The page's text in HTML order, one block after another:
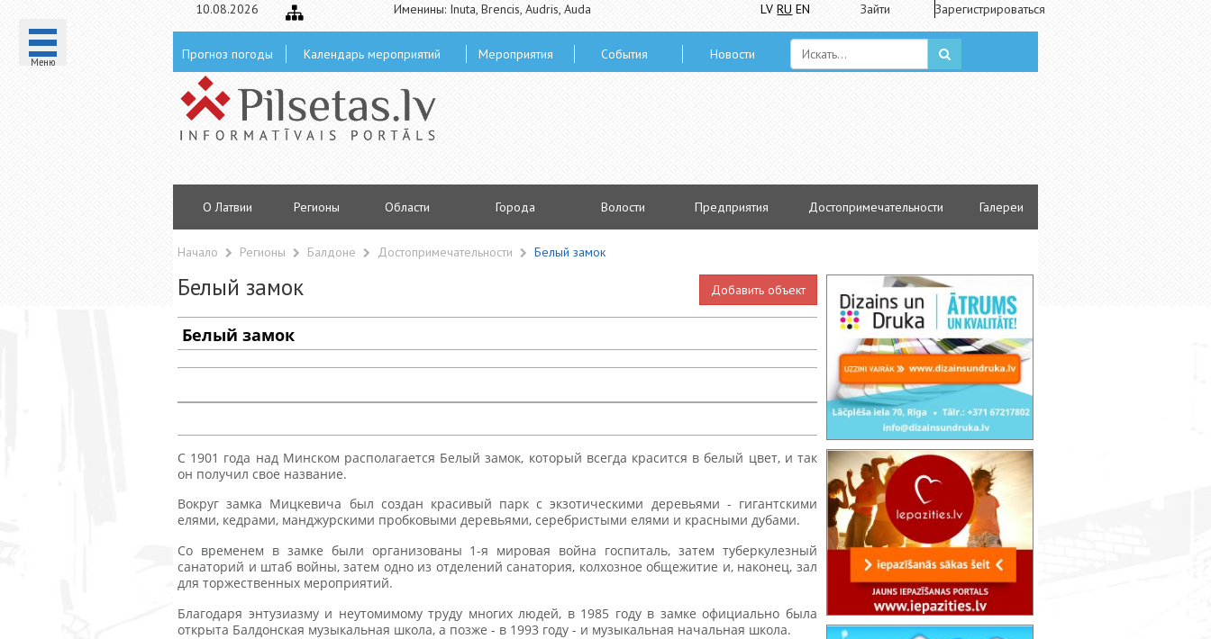
Mеню
10.08.2026 Именины: Inuta, Brencis, Audris, Auda LV RU EN Зайти Зарегистрироваться
Прогноз погоды Календарь мероприятий Мероприятия Cобытия Hовости
О Латвии Регионы Oбласти Городa Волости Предприятия Достопримечательности Галереи
Начало Регионы Балдоне Достопримечательности Белый замок
Белый замок Добавить объект
Белый замок
C 1901 года над Минском располагается Белый замок, который всегда красится в белый цвет, и так
он получил свое название.
Вокруг замка Мицкевича был создан красивый парк с экзотическими деревьями - гигантскими
елями, кедрами, манджурскими пробковыми деревьями, серебристыми елями и красными дубами.
Со временем в замке были организованы 1-я мировая война госпиталь, затем туберкулезный
санаторий и штаб войны, затем одно из отделений санатория, колхозное общежитие и, наконец, зал
для торжественных мероприятий.
Благодаря энтузиазму и неутомимому труду многих людей, в 1985 году в замке официально была
открыта Балдонская музыкальная школа, а позже - в 1993 году - и музыкальная начальная школа.